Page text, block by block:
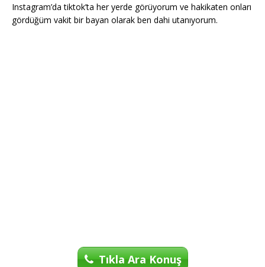
Instagram’da tiktok’ta her yerde görüyorum ve hakikaten onları
gördüğüm vakit bir bayan olarak ben dahi utanıyorum.
Tıkla Ara Konuş